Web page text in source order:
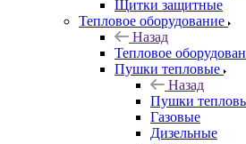
Щитки защитные
Тепловое оборудование
Назад
Тепловое
Пушки тепловые
Назад
Пушки
Газовые
Дизельные